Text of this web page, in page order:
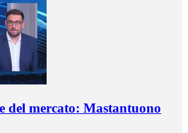
del mercato: Mastantuono